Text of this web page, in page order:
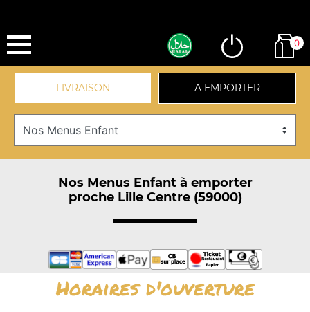
0
LIVRAISON A EMPORTER
Nos Menus Enfant à emporter
proche Lille Centre (59000)
Horaires d'ouverture